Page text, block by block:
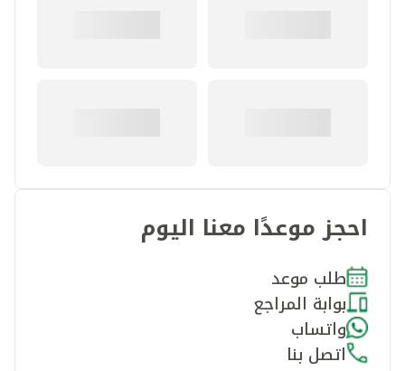
احجز موعدًا معنا اليوم
طلب موعد
بوابة المراجع
واتساب
اتصل بنا